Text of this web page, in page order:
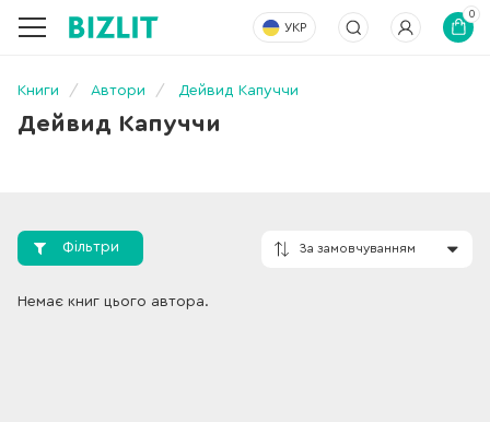
УКР
0
Книги Автори Дейвид Капуччи
Дейвид Капуччи
Фільтри
Немає книг цього автора.